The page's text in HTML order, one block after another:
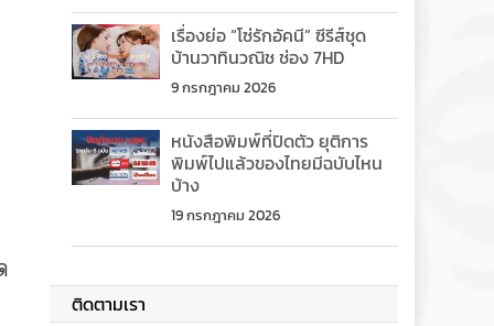
เรื่องย่อ “โซ่รักอัคนี” ซีรีส์ชุด
บ้านวาทินวณิช ช่อง 7HD
9 กรกฎาคม 2026
หนังสือพิมพ์ที่ปิดตัว ยุติการ
พิมพ์ไปแล้วของไทยมีฉบับไหน
บ้าง
19 กรกฎาคม 2026
ติดตามเรา